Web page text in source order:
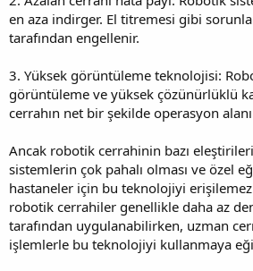
en aza indirger. El titremesi gibi
tarafından engellenir.
3. Yüksek görüntüleme teknolojisi:
görüntüleme ve yüksek çözünürlüklü
cerrahın net bir şekilde operasyon
Ancak robotik cerrahinin bazı
sistemlerin çok pahalı olması ve özel
hastaneler için bu teknolojiyi erişilemez
robotik cerrahiler genellikle daha az
tarafından uygulanabilirken, uzman
işlemlerle bu teknolojiyi kullanmaya